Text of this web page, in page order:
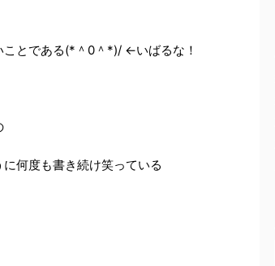
とである(*＾0＾*)/ ←いばるな！
何度も書き続け笑っている